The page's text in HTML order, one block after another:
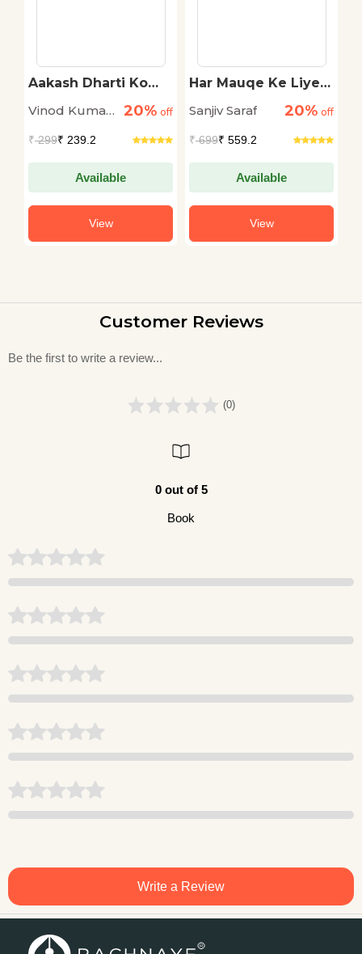
Aakash Dharti Ko
Vinod Kumar
20% off
₹299₹ 239.2
Available
View
Har Mauqe Ke Liye
Sanjiv Saraf
20% off
₹699₹ 559.2
Available
View
Customer Reviews
Be the first to write a review...
(0)
0 out of 5
Book
Write a Review